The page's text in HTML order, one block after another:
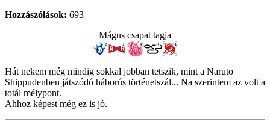
Hozzászólások: 693
Mágus csapat tagja
Hát nekem még mindig sokkal jobban tetszik, mint a Naruto
Shippudenben játszódó háborús történetszál... Na szerintem az volt a
totál mélypont.
Ahhoz képest még ez is jó.